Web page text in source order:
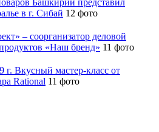
Башкирии представил
в г. Сибай 12 фото
– соорганизатор деловой
«Наш бренд» 11 фото
г. Вкусный мастер-класс от
Rational 11 фото